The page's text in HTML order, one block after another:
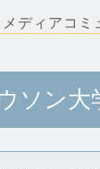
ディアコミ
ソン大